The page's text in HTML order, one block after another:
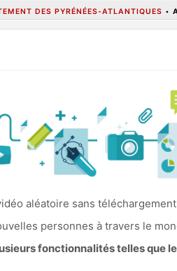
DES PYRÉNÉES-ATLANTIQUES •
aléatoire sans
personnes à travers le
fonctionnalités telles que